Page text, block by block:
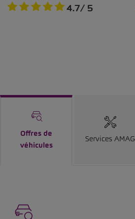
Offres de
véhicules
Services AMAG